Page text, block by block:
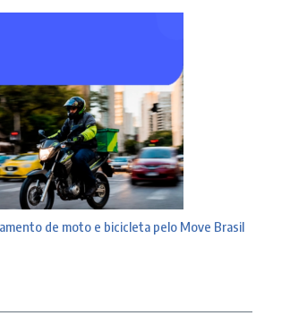
de moto e bicicleta pelo Move Brasil